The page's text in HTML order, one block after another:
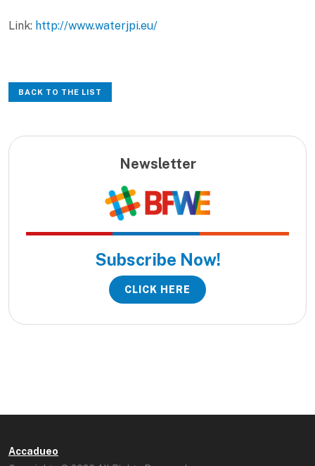
Link: http://www.waterjpi.eu/
BACK TO THE LIST
Newsletter
Subscribe Now!
CLICK HERE
Accadueo